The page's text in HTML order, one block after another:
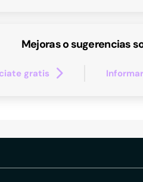
Mejoras o sugerencias
gratis